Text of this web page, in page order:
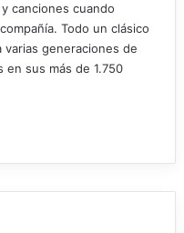
canciones cuando
Todo un clásico
generaciones de
sus más de 1.750